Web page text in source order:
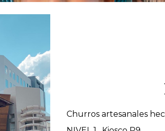
Churros artesanales